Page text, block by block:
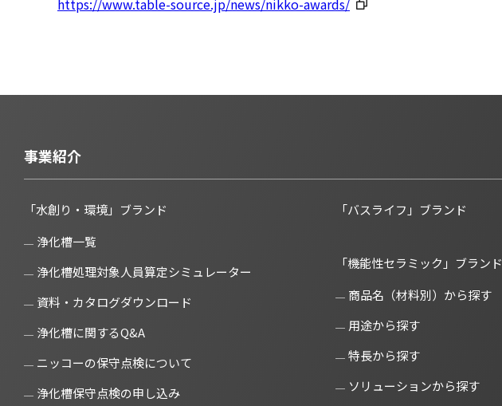
https://www.table-source.jp/news/nikko-awards/
事業紹介
「水創り・環境」ブランド
浄化槽一覧
浄化槽処理対象人員算定シミュレーター
資料・カタログダウンロード
浄化槽に関するQ&A
ニッコーの保守点検について
浄化槽保守点検の申し込み
「バスライフ」ブランド
「機能性セラミック」ブランド
商品名（材料別）から探す
用途から探す
特長から探す
ソリューションから探す